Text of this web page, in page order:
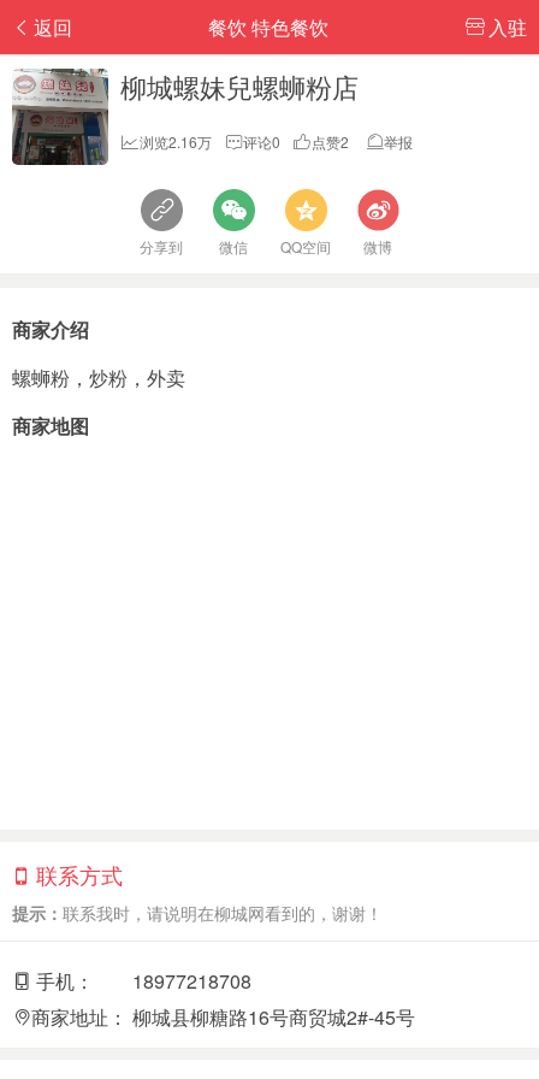
返回 入驻
餐饮 特色餐饮
柳城螺妹兒螺蛳粉店
浏览2.16万 评论0 点赞2 举报
分享到 微信 QQ空间 微博
商家介绍
螺蛳粉，炒粉，外卖
商家地图
联系方式
提示： 联系我时，请说明在柳城网看到的，谢谢！
手机：
18977218708
商家地址： 柳城县柳糖路16号商贸城2#-45号